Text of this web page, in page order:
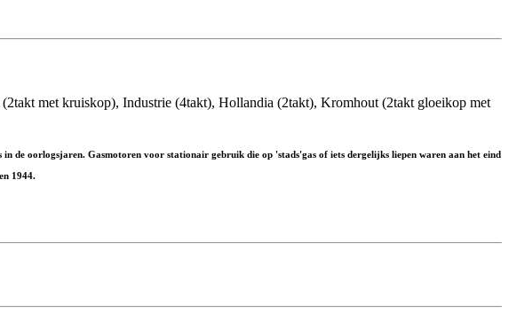
met kruiskop), Industrie (4takt), Hollandia (2takt), Kromhout (2takt gloeikop met
in de oorlogsjaren. Gasmotoren voor stationair gebruik die op 'stads'gas of iets dergelijks liepen waren aan het eind
1944.